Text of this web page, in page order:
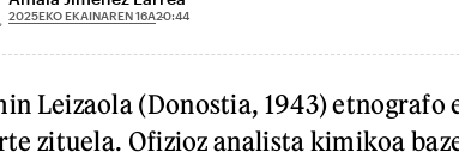
2025EKO EKAINAREN 16A20:44
Leizaola (Donostia, 1943) etnografo
zituela. Ofizioz analista kimikoa